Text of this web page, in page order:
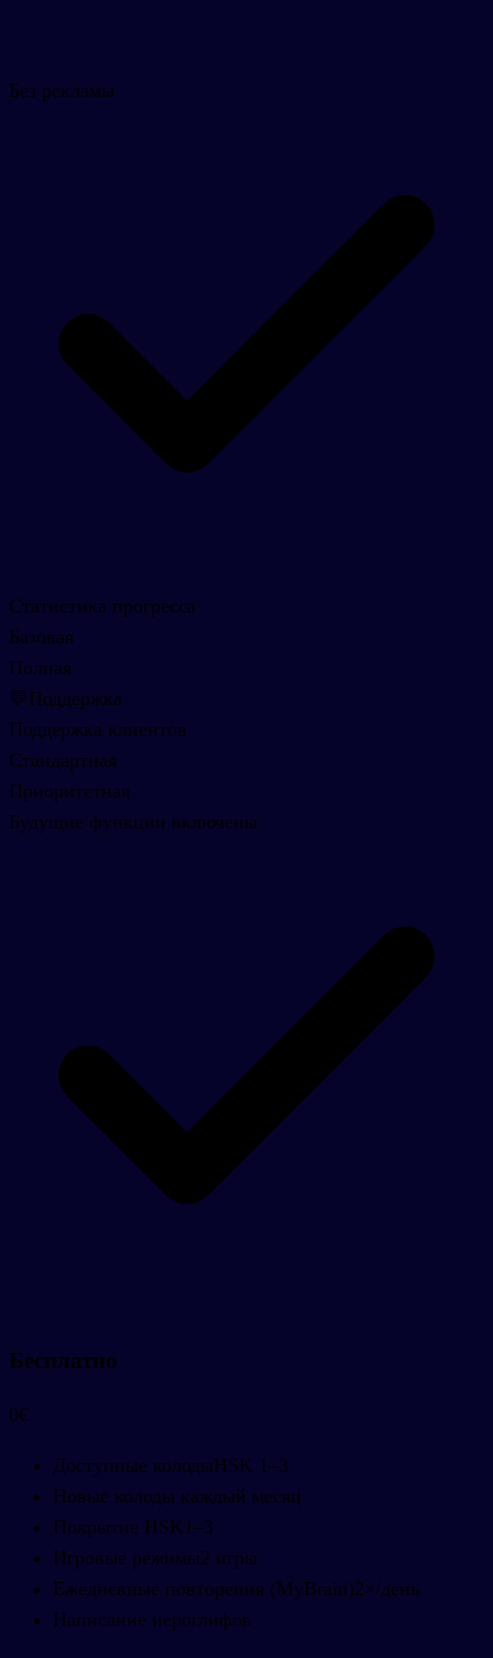
Без рекламы
Статистика прогресса
Базовая
Полная
💬Поддержка
Поддержка клиентов
Стандартная
Приоритетная
Будущие функции включены
Бесплатно
0€
Доступные колодыHSK 1–3
Новые колоды каждый месяц
Покрытие HSK1–3
Игровые режимы2 игры
Ежедневные повторения (MyBrain)2×/день
Написание иероглифов